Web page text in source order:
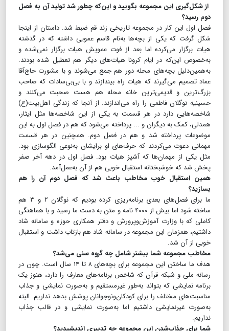
از شکل‌گیری این مجموعه بگویید و این‌که چطور شد تولید آن به فصل
دوم رسید؟
فصل اول این کار در مجموعه تاریخی زند قم ضبط شد. داستان از اینجا
شکل گرفت که یکی از بچه‌ها به‌نام قاسم عمویی داشته که در گذشته
هیات برگزار می‌کرده اما بعد از فوت عمویش هیات برگزار نمی‌شده و
به‌خصوص این‌که در ایام کرونا هیات‌های دیگر هم تعطیل شده بودند.
به‌همین‌دلیل بچه‌های محله دور هم جمع می‌شوند و با مشورت حاج‌آقا
عماد تصمیم می‌گیرند که هیات راه بیندازند و با بی‌بی‌سادات که صاحب
بزرگ‌ترین و قدیمی‌ترین خانه محله هم هست صحبت می‌کنند و
حسینیه نوگلان فاطمی را راه می‌اندازند. از آنجا که زندگی اهل‌بیت(ع)
شاخصه‌هایی دارد در هر قسمت به یکی از این شاخصه‌ها مثل ایثار،
همدلی، کمک به دیگران و ... پرداخته می‌شود که هم در فصل اول به این
موضوعات پرداخته شد و هم در فصل دوم. همچنین در هر قسمت
مهمانی دعوت می‌کردند که حرف‌های او برایشان به‌نوعی الگوسازی بود.
مثل یکی از مهمان‌ها که آشپز هیات بود. فصل اول در دهه آخر صفر
پخش شد که خوشبختانه استقبال خوبی هم از آن به‌عمل‌آمد.
همین استقبال خوب مخاطب باعث شد که فصل دوم آن را هم
بسازید؟
ما برای فصل‌های بعدی برنامه‌ریزی کرده بودیم که نوگلان ۲ و ۳ هم
ساخته شود اما بیش از ۴۰۰۰ نامه و متن به دست ما رسید و با هماهنگی
کاملی که با وزارت آموزش‌وپرورش و دفتر همکاری حوزه و سامانه شاد
داشتیم، همزمان این مجموعه در سامانه شاد هم بازتاب داشت و استقبال
خوبی از آن شد.
مخاطب مجموعه شما بیشتر شامل چه گروه سنی می‌شد؟
هدف ما ساختن این مجموعه برای بچه‌های ۸ تا ۱۴ سال است. چون در
رسانه ملی و شبکه قرآن که شاخص برنامه‌های معارف را دارد، هنوز یک
برنامه نمایشی که بتواند به‌طور غیرمستقیم و به‌صورت نمایشی و جذاب
مناسبت‌های مختلف را برای کودکان‌و‌نوجوانان پوشش بدهد نداریم. البته
به‌صورت غیرنمایشی داشتیم اما به‌صورت نمایشی و در قالب جذاب
نداریم.
شما برای جذاب‌شدن این مجموعه چه تدبیری اندیشیدید؟